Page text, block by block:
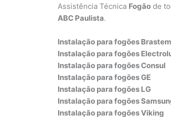
Assistência Técnica Fogão de
ABC Paulista.
Instalação para fogões
Instalação para fogões
Instalação para fogões Consul
Instalação para fogões GE
Instalação para fogões LG
Instalação para fogões
Instalação para fogões Viking